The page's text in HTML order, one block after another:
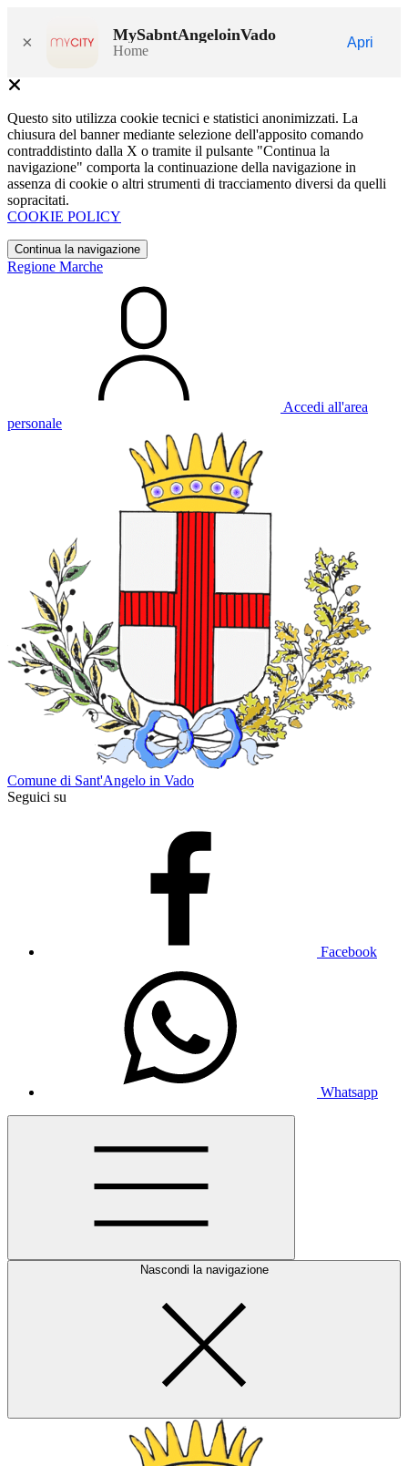
× MySabntAngeloinVado
Home
Apri
Questo sito utilizza cookie tecnici e statistici anonimizzati. La
chiusura del banner mediante selezione dell'apposito comando
contraddistinto dalla X o tramite il pulsante "Continua la
navigazione" comporta la continuazione della navigazione in
assenza di cookie o altri strumenti di tracciamento diversi da quelli
sopracitati.
COOKIE POLICY
Continua la navigazione
Regione Marche
Accedi all'area
personale
Comune di Sant'Angelo in Vado
Seguici su
Facebook
Whatsapp
Nascondi la navigazione